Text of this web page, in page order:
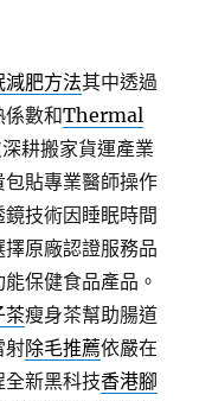
減肥方法其中透過
係數和Thermal
耕搬家貨運產業
貼專業醫師操作
技術因睡眠時間
原廠認證服務品
保健食品產品。
茶瘦身茶幫助腸道
射除毛推薦依嚴在
全新黑科技香港腳